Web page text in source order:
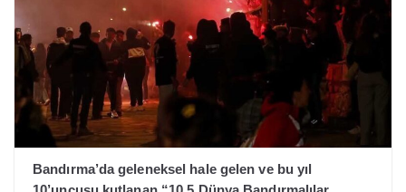
Bandırma’da geleneksel hale gelen ve bu yıl